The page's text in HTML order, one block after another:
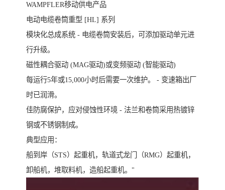
WAMPFLER移动供电产品
电动电缆卷筒重型 [HL] 系列
模块化总成系统 - 电缆卷筒安装后，可添加驱动单元进
行升级。
磁性耦合驱动 (MAG驱动)或变频驱动 (智能驱动)
每运行5年或15,000小时后需要一次维护。 - 变速箱出厂
时已润滑。
佳防腐保护，应对侵蚀性环境 - 法兰和卷筒采用热镀锌
钢或不锈钢制成。
典型应用：
船到岸（STS）起重机，轨道式龙门（RMG）起重机，
卸船机，堆取料机，造船起重机。"